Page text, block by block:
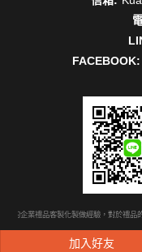
FACEBOOK:
富的企業禮品客製化製做經驗，對於禮品
加入好友